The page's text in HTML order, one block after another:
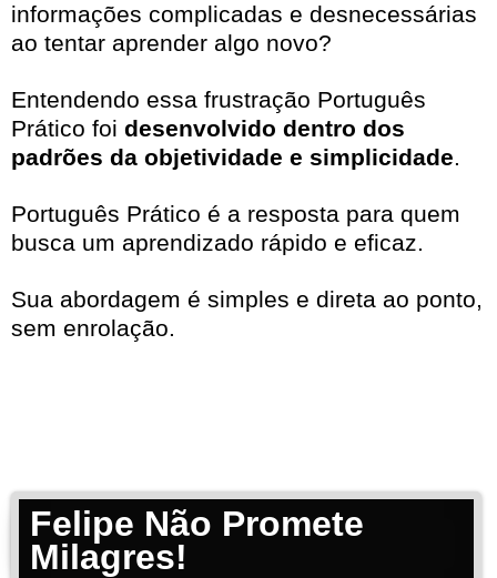
informações complicadas e desnecessárias
ao tentar aprender algo novo?
Entendendo essa frustração Português
Prático foi desenvolvido dentro dos
padrões da objetividade e simplicidade.
Português Prático é a resposta para quem
busca um aprendizado rápido e eficaz.
Sua abordagem é simples e direta ao ponto,
sem enrolação.
Felipe Não Promete
Milagres!